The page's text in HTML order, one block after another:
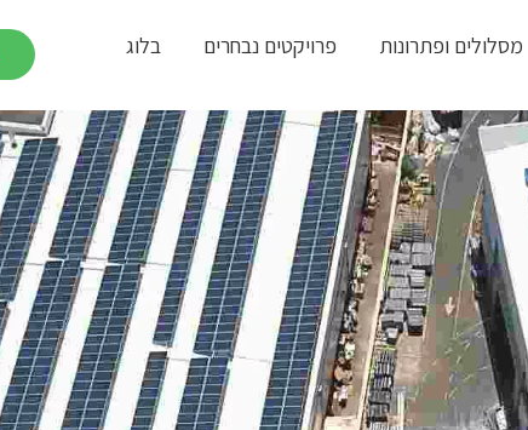
מסלולים ופתרונות פרויקטים נבחרים בלוג